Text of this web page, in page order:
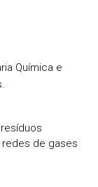
Química e
de gases